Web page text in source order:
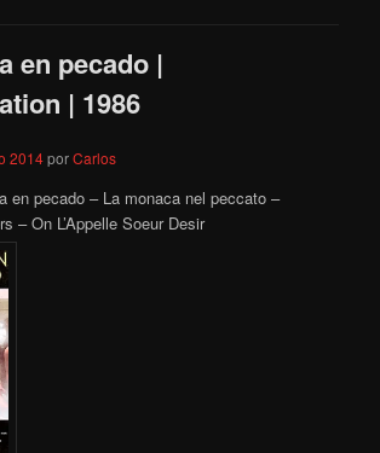
en pecado |
| 1986
2014porCarlos
en pecado – La monaca nel peccato –
– On L’Appelle Soeur Desir